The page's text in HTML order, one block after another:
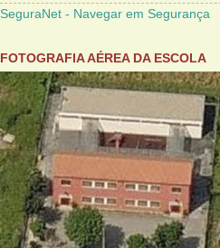
SeguraNet - Navegar em Segurança
FOTOGRAFIA AÉREA DA ESCOLA